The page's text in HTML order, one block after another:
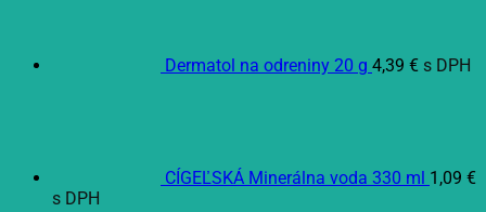
Dermatol na odreniny 20 g 4,39 € s DPH
CÍGEĽSKÁ Minerálna voda 330 ml 1,09 €
s DPH